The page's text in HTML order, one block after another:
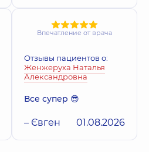
Впечатление от врача
Отзывы пациентов о:
Женжеруха Наталья
Александровна
Все супер 😎
– Євген 01.08.2026